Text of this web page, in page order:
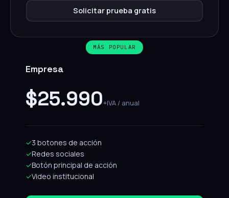
Solicitar prueba gratis
MÁS POPULAR
Empresa
$25.990+IVA / anual
✓3 botones de acción
✓Redes sociales
✓Botón principal de acción
✓Video institucional